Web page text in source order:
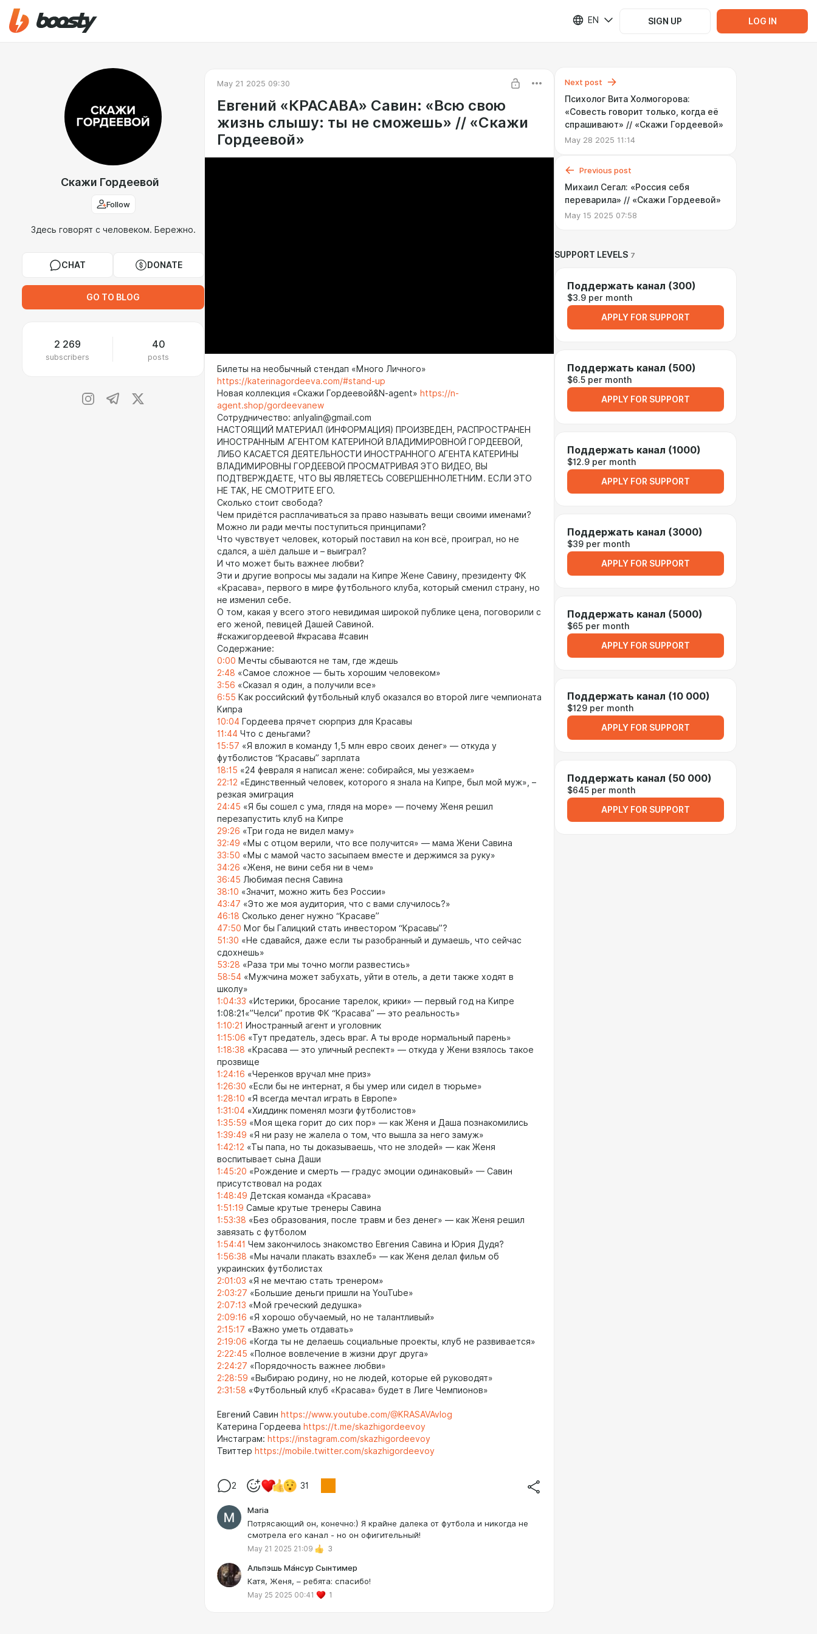
EN SIGN UP LOG IN
Скажи Гордеевой
Follow
Здесь говорят с человеком. Бережно.
CHAT DONATE
GO TO BLOG
2 269
subscribers
40
posts
May 21 2025 09:30
Евгений «КРАСАВА» Савин: «Всю свою
жизнь слышу: ты не сможешь» // «Скажи
Гордеевой»
Билеты на необычный стендап «Много Личного»
https://katerinagordeeva.com/#stand-up
Новая коллекция «Скажи Гордеевой&N-agent» https://n-
agent.shop/gordeevanew
Сотрудничество: anlyalin@gmail.com
НАСТОЯЩИЙ МАТЕРИАЛ (ИНФОРМАЦИЯ) ПРОИЗВЕДЕН, РАСПРОСТРАНЕН
ИНОСТРАННЫМ АГЕНТОМ КАТЕРИНОЙ ВЛАДИМИРОВНОЙ ГОРДЕЕВОЙ,
ЛИБО КАСАЕТСЯ ДЕЯТЕЛЬНОСТИ ИНОСТРАННОГО АГЕНТА КАТЕРИНЫ
ВЛАДИМИРОВНЫ ГОРДЕЕВОЙ ПРОСМАТРИВАЯ ЭТО ВИДЕО, ВЫ
ПОДТВЕРЖДАЕТЕ, ЧТО ВЫ ЯВЛЯЕТЕСЬ СОВЕРШЕННОЛЕТНИМ. ЕСЛИ ЭТО
НЕ ТАК, НЕ СМОТРИТЕ ЕГО.
Сколько стоит свобода?
Чем придётся расплачиваться за право называть вещи своими именами?
Можно ли ради мечты поступиться принципами?
Что чувствует человек, который поставил на кон всё, проиграл, но не
сдался, а шёл дальше и – выиграл?
И что может быть важнее любви?
Эти и другие вопросы мы задали на Кипре Жене Савину, президенту ФК
«Красава», первого в мире футбольного клуба, который сменил страну, но
не изменил себе.
О том, какая у всего этого невидимая широкой публике цена, поговорили с
его женой, певицей Дашей Савиной.
#скажигордеевой #красава #савин
Содержание:
0:00 Мечты сбываются не там, где ждешь
2:48 «Самое сложное — быть хорошим человеком»
3:56 «Сказал я один, а получили все»
6:55 Как российский футбольный клуб оказался во второй лиге чемпионата
Кипра
10:04 Гордеева прячет сюрприз для Красавы
11:44 Что с деньгами?
15:57 «Я вложил в команду 1,5 млн евро своих денег» — откуда у
футболистов “Красавы” зарплата
18:15 «24 февраля я написал жене: собирайся, мы уезжаем»
22:12 «Единственный человек, которого я знала на Кипре, был мой муж», –
резкая эмиграция
24:45 «Я бы сошел с ума, глядя на море» — почему Женя решил
перезапустить клуб на Кипре
29:26 «Три года не видел маму»
32:49 «Мы с отцом верили, что все получится» — мама Жени Савина
33:50 «Мы с мамой часто засыпаем вместе и держимся за руку»
34:26 «Женя, не вини себя ни в чем»
36:45 Любимая песня Савина
38:10 «Значит, можно жить без России»
43:47 «Это же моя аудитория, что с вами случилось?»
46:18 Сколько денег нужно “Красаве”
47:50 Мог бы Галицкий стать инвестором “Красавы”?
51:30 «Не сдавайся, даже если ты разобранный и думаешь, что сейчас
сдохнешь»
53:28 «Раза три мы точно могли развестись»
58:54 «Мужчина может забухать, уйти в отель, а дети также ходят в
школу»
1:04:33 «Истерики, бросание тарелок, крики» — первый год на Кипре
1:08:21«”Челси” против ФК “Красава” — это реальность»
1:10:21 Иностранный агент и уголовник
1:15:06 «Тут предатель, здесь враг. А ты вроде нормальный парень»
1:18:38 «Красава — это уличный респект» — откуда у Жени взялось такое
прозвище
1:24:16 «Черенков вручал мне приз»
1:26:30 «Если бы не интернат, я бы умер или сидел в тюрьме»
1:28:10 «Я всегда мечтал играть в Европе»
1:31:04 «Хиддинк поменял мозги футболистов»
1:35:59 «Моя щека горит до сих пор» — как Женя и Даша познакомились
1:39:49 «Я ни разу не жалела о том, что вышла за него замуж»
1:42:12 «Ты папа, но ты доказываешь, что не злодей» — как Женя
воспитывает сына Даши
1:45:20 «Рождение и смерть — градус эмоции одинаковый» — Савин
присутствовал на родах
1:48:49 Детская команда «Красава»
1:51:19 Самые крутые тренеры Савина
1:53:38 «Без образования, после травм и без денег» — как Женя решил
завязать с футболом
1:54:41 Чем закончилось знакомство Евгения Савина и Юрия Дудя?
1:56:38 «Мы начали плакать взахлеб» — как Женя делал фильм об
украинских футболистах
2:01:03 «Я не мечтаю стать тренером»
2:03:27 «Большие деньги пришли на YouTube»
2:07:13 «Мой греческий дедушка»
2:09:16 «Я хорошо обучаемый, но не талантливый»
2:15:17 «Важно уметь отдавать»
2:19:06 «Когда ты не делаешь социальные проекты, клуб не развивается»
2:22:45 «Полное вовлечение в жизни друг друга»
2:24:27 «Порядочность важнее любви»
2:28:59 «Выбираю родину, но не людей, которые ей руководят»
2:31:58 «Футбольный клуб «Красава» будет в Лиге Чемпионов»
Евгений Савин https://www.youtube.com/@KRASAVAvlog
Катерина Гордеева https://t.me/skazhigordeevoy
Инстаграм: https://instagram.com/skazhigordeevoy
Твиттер https://mobile.twitter.com/skazhigordeevoy
2 31
Maria
Потрясающий он, конечно:) Я крайне далека от футбола и никогда не
смотрела его канал - но он офигительный!
May 21 2025 21:09 3
Альпэшь Ма́нсур Сынтимер
Катя, Женя, – ребята: спасибо!
May 25 2025 00:41 1
Next post
Психолог Вита Холмогорова:
«Cовесть говорит только, когда её
спрашивают» // «Cкажи Гордеевой»
May 28 2025 11:14
Previous post
Михаил Сегал: «Россия себя
переварила» // «Скажи Гордеевой»
May 15 2025 07:58
SUPPORT LEVELS 7
Поддержать канал (300)
$3.9 per month
APPLY FOR SUPPORT
Поддержать канал (500)
$6.5 per month
APPLY FOR SUPPORT
Поддержать канал (1000)
$12.9 per month
APPLY FOR SUPPORT
Поддержать канал (3000)
$39 per month
APPLY FOR SUPPORT
Поддержать канал (5000)
$65 per month
APPLY FOR SUPPORT
Поддержать канал (10 000)
$129 per month
APPLY FOR SUPPORT
Поддержать канал (50 000)
$645 per month
APPLY FOR SUPPORT